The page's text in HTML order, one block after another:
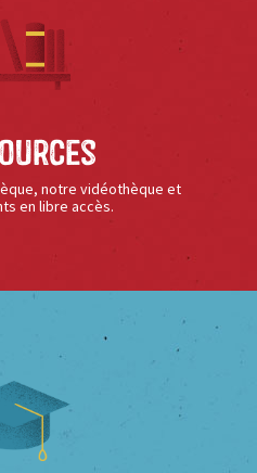
notre vidéothèque et
en libre accès.